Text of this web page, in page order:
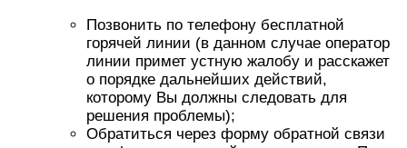
Позвонить по телефону бесплатной
горячей линии (в данном случае оператор
линии примет устную жалобу и расскажет
о порядке дальнейших действий,
которому Вы должны следовать для
решения проблемы);
Обратиться через форму обратной связи